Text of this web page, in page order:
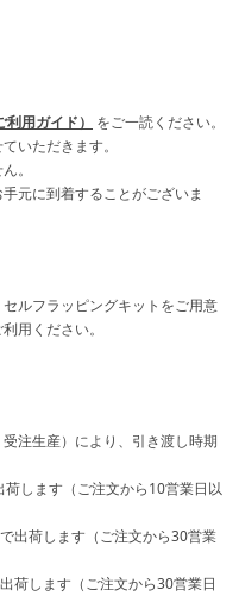
用ガイド）
をご一読ください。
いただきます。
。
元に到着することがございま
ルフラッピングキットをご用意
用ください。
注生産）により、引き渡し時期
します（ご注文から10営業日以
出荷します（ご注文から30営業
荷します（ご注文から30営業日